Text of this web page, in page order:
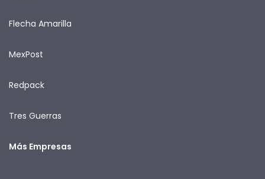
Flecha Amarilla
MexPost
Redpack
Tres Guerras
Más Empresas